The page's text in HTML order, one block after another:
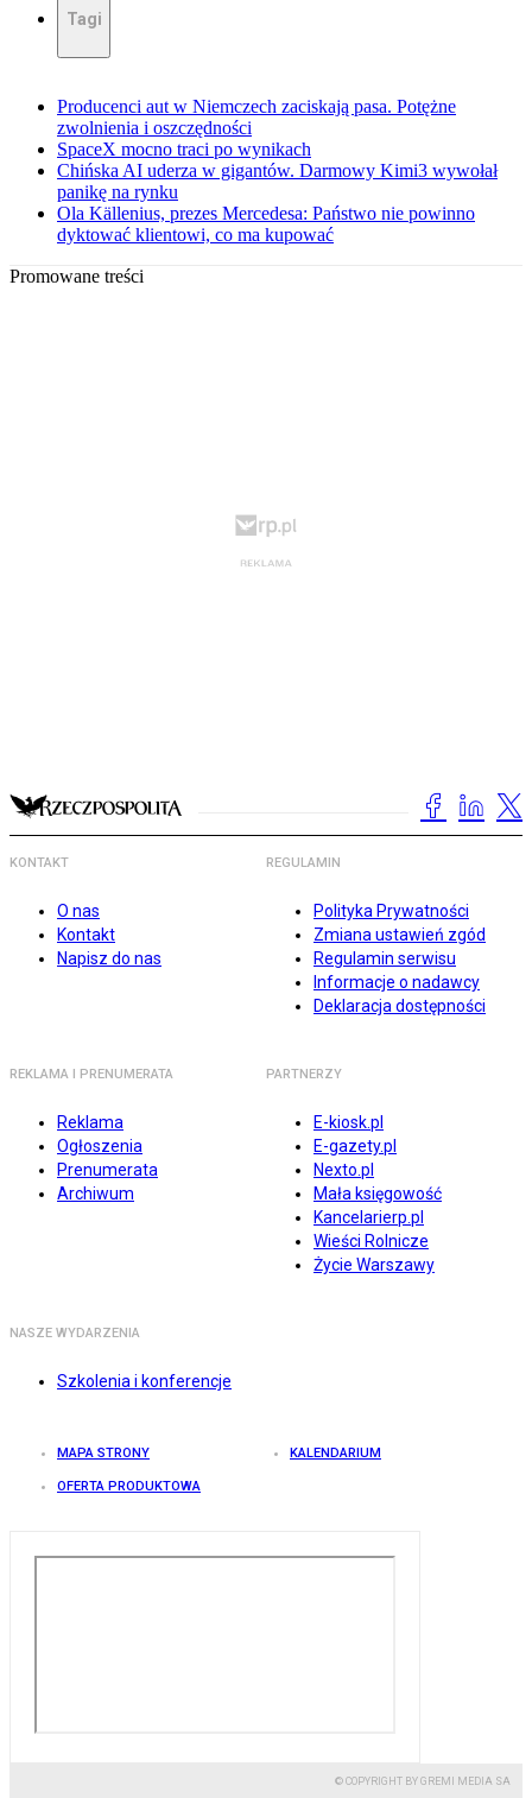
Tagi
Producenci aut w Niemczech zaciskają pasa. Potężne
zwolnienia i oszczędności
SpaceX mocno traci po wynikach
Chińska AI uderza w gigantów. Darmowy Kimi3 wywołał
panikę na rynku
Ola Källenius, prezes Mercedesa: Państwo nie powinno
dyktować klientowi, co ma kupować
Promowane treści
KONTAKT
O nas
Kontakt
Napisz do nas
REGULAMIN
Polityka Prywatności
Zmiana ustawień zgód
Regulamin serwisu
Informacje o nadawcy
Deklaracja dostępności
REKLAMA I PRENUMERATA
Reklama
Ogłoszenia
Prenumerata
Archiwum
PARTNERZY
E-kiosk.pl
E-gazety.pl
Nexto.pl
Mała księgowość
Kancelarierp.pl
Wieści Rolnicze
Życie Warszawy
NASZE WYDARZENIA
Szkolenia i konferencje
MAPA STRONY KALENDARIUM
OFERTA PRODUKTOWA
© COPYRIGHT BY GREMI MEDIA SA